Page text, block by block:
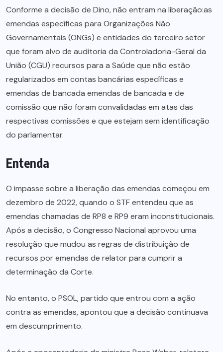
Conforme a decisão de Dino, não entram na liberação:as
emendas específicas para Organizações Não
Governamentais (ONGs) e entidades do terceiro setor
que foram alvo de auditoria da Controladoria-Geral da
União (CGU) recursos para a Saúde que não estão
regularizados em contas bancárias específicas e
emendas de bancada emendas de bancada e de
comissão que não foram convalidadas em atas das
respectivas comissões e que estejam sem identificação
do parlamentar.
Entenda
O impasse sobre a liberação das emendas começou em
dezembro de 2022, quando o STF entendeu que as
emendas chamadas de RP8 e RP9 eram inconstitucionais.
Após a decisão, o Congresso Nacional aprovou uma
resolução que mudou as regras de distribuição de
recursos por emendas de relator para cumprir a
determinação da Corte.
No entanto, o PSOL, partido que entrou com a ação
contra as emendas, apontou que a decisão continuava
em descumprimento.